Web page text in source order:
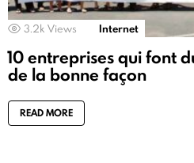
3.2k Views Internet
10 entreprises qui font
de la bonne façon
READ MORE